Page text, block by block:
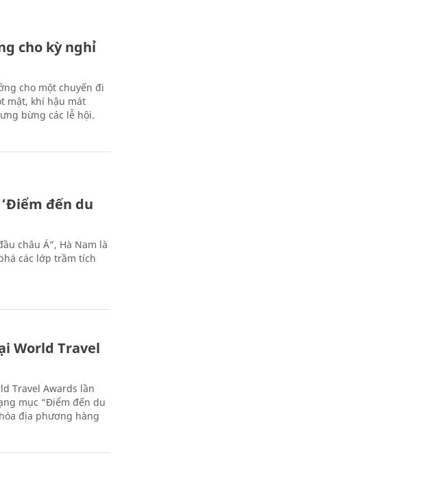
cho kỳ nghỉ
cho một chuyến đi
mật, khí hậu mát
bừng các lễ hội.
đến du
châu Á”, Hà Nam là
các lớp trầm tích
World Travel
Travel Awards lần
mục “Điểm đến du
địa phương hàng